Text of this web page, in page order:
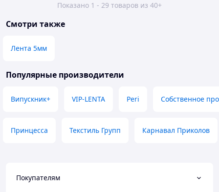
Показано 1 - 29 товаров из 40+
Смотри также
Лента 5мм
Популярные производители
Випускник+ VIP-LENTA Peri Собственное
Принцесса Текстиль Групп Карнавал Приколов
Покупателям